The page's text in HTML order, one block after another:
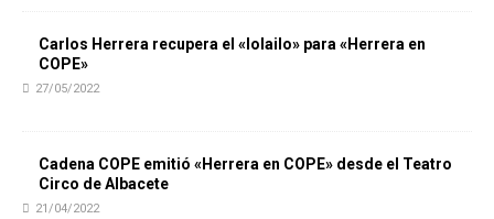
Carlos Herrera recupera el «lolailo» para «Herrera en
COPE»
27/05/2022
Cadena COPE emitió «Herrera en COPE» desde el Teatro
Circo de Albacete
21/04/2022